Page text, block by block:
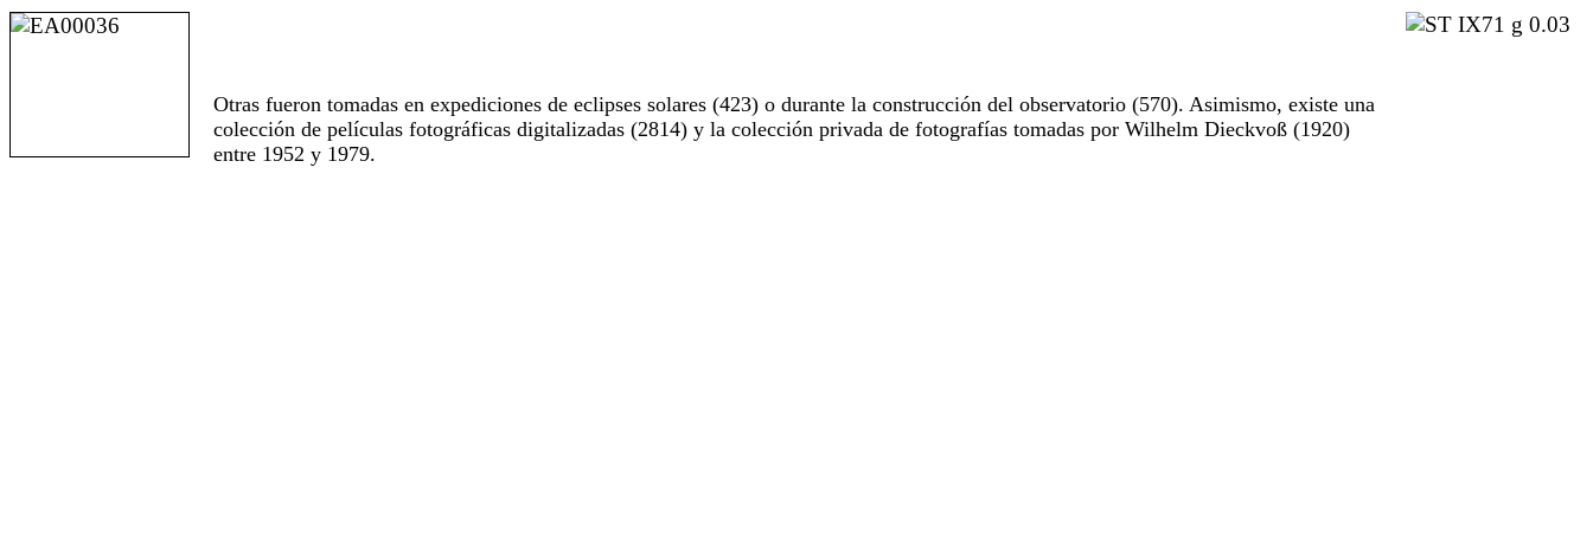
Otras fueron tomadas en expediciones de eclipses solares (423) o durante la construcción del observatorio (570). Asimismo, existe una
colección de películas fotográficas digitalizadas (2814) y la colección privada de fotografías tomadas por Wilhelm Dieckvoß (1920)
entre 1952 y 1979.